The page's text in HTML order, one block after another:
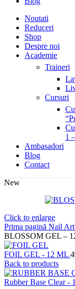
Noutati
Reduceri
Shop
Despre noi
Academie
Traineri
Cursuri
1
Ambasadori
Blog
Contact
New
Click to enlarge
Prima pagină Nail Art
BLOSSOM GEL –
FOIL GEL - 12 ML
Back to products
Rubber Base Clear -